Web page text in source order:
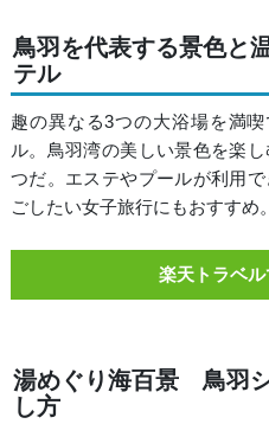
鳥羽を代表する景色と
テル
趣の異なる3つの大浴場を満
ル。鳥羽湾の美しい景色を楽
つだ。エステやプールが利用
ごしたい女子旅行にもおすすめ。
楽天トラベ
湯めぐり海百景 鳥羽
し方